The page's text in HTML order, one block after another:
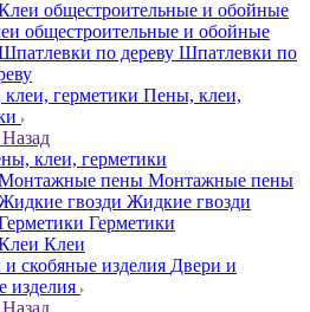
общестроительные и обойные
Шпатлевки по
Пены, клеи,
Назад
клеи, герметики
Монтажные пены
Жидкие гвозди
Герметики
Клеи
Двери и
изделия
Назад